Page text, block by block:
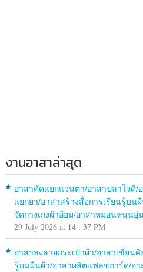
งานอาสาล่าสุด
อาสาคัดแยกแว่นตา/อาสาปลาใจดี
แยกยา/อาสาสร้างสื่อการเรียนรู้บ
จัดกางเกงผ้าอ้อม/อาสาหมอนหนุนอุ่
29 July 2026 at 14 : 37 PM
อาสาลงลายกระเป๋าผ้า/อาสาเขียน
รู้บนผืนผ้า/อาสาผลิตแฟลชการ์ด/อ